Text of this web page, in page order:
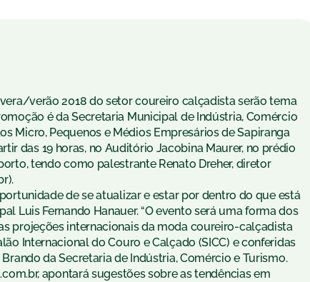
verão 2018 do setor coureiro calçadista serão tema
é da Secretaria Municipal de Indústria, Comércio
Micro, Pequenos e Médios Empresários de Sapiranga
das 19 horas, no Auditório Jacobina Maurer, no prédio
tendo como palestrante Renato Dreher, diretor
de se atualizar e estar por dentro do que está
Luis Fernando Hanauer. “O evento será uma forma dos
projeções internacionais da moda coureiro-calçadista
Internacional do Couro e Calçado (SICC) e conferidas
da Secretaria de Indústria, Comércio e Turismo.
apontará sugestões sobre as tendências em